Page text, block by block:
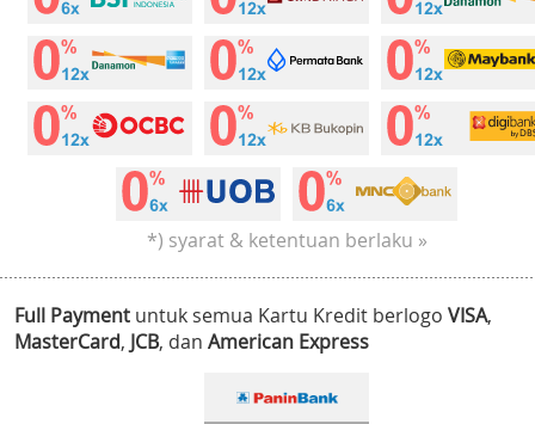
*) syarat & ketentuan berlaku »
Full Payment untuk semua Kartu Kredit berlogo VISA,
MasterCard, JCB, dan American Express